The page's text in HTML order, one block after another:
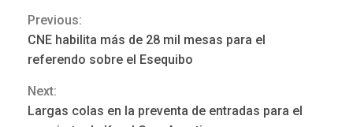
Continue
Reading
Previous:
CNE habilita más de 28 mil mesas para el
referendo sobre el Esequibo
Next:
Largas colas en la preventa de entradas para el
3
Funsone benefició a 46
personas con la entrega de
ÚLTIMA HORA